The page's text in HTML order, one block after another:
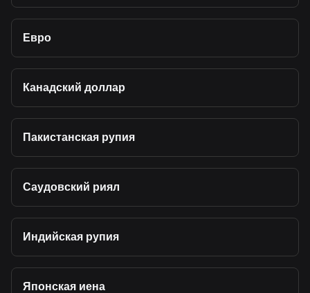
Евро
Канадский доллар
Пакистанская рупия
Саудовский риял
Индийская рупия
Японская иена